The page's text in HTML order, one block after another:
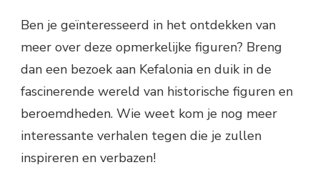
Ben je geïnteresseerd in het ontdekken van
meer over deze opmerkelijke figuren? Breng
dan een bezoek aan Kefalonia en duik in de
fascinerende wereld van historische figuren en
beroemdheden. Wie weet kom je nog meer
interessante verhalen tegen die je zullen
inspireren en verbazen!